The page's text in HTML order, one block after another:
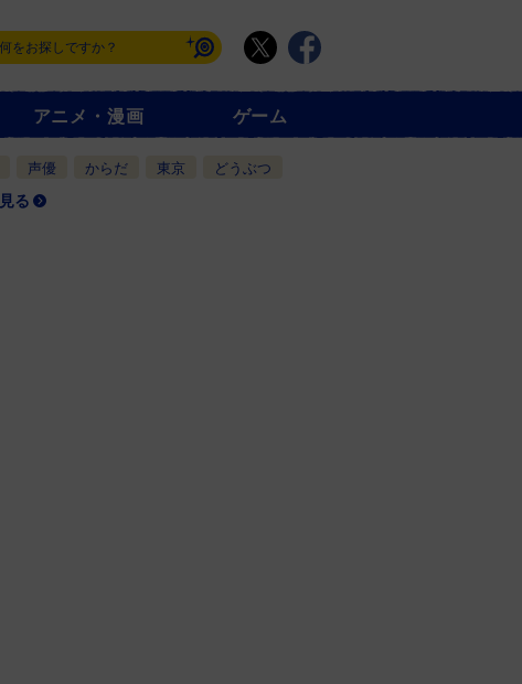
アニメ・漫画 ゲーム
声優 からだ 東京
どうぶつ
る